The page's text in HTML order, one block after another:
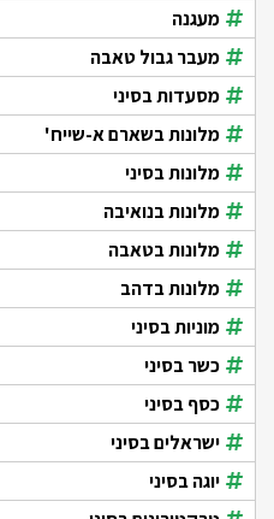
מעגנה
מעבר גבול טאבה
מסעדות בסיני
מלונות בשארם א-שייח'
מלונות בסיני
מלונות בנואיבה
מלונות בטאבה
מלונות בדהב
מוניות בסיני
כשר בסיני
כסף בסיני
ישראלים בסיני
יוגה בסיני